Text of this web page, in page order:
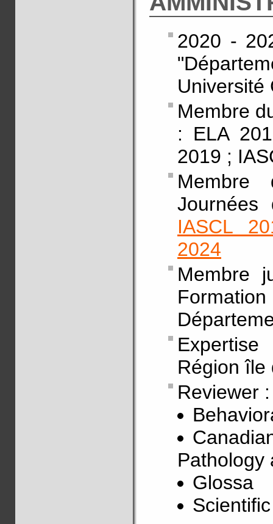
2020 -
Université
Membre
: ELA
2019 ;
Membre
Journées
IASCL
2024
Membre
Région île
Reviewer :
Pathology
Glossa